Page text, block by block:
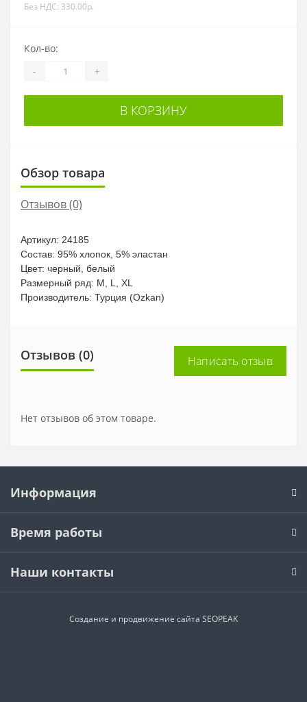
Без НДС: 330.00р.
Кол-во:
- +
В КОРЗИНУ
Обзор товара
Отзывов (0)
Артикул: 24185
Состав: 95% хлопок, 5% эластан
Цвет: черный, белый
Размерный ряд: M, L, XL
Производитель: Турция (Ozkan)
Отзывов (0) Написать отзыв
Нет отзывов об этом товаре.
Информация
Время работы
Наши контакты
Создание и продвижение сайта SEOPEAK